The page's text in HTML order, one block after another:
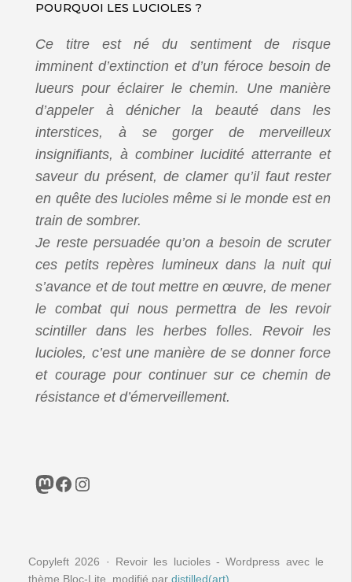
POURQUOI LES LUCIOLES ?
Ce titre est né du sentiment de risque
imminent d’extinction et d’un féroce besoin de
lueurs pour éclairer le chemin. Une manière
d’appeler à dénicher la beauté dans les
interstices, à se gorger de merveilleux
insignifiants, à combiner lucidité atterrante et
saveur du présent, de clamer qu’il faut rester
en quête des lucioles même si le monde est en
train de sombrer.
Je reste persuadée qu’on a besoin de scruter
ces petits repères lumineux dans la nuit qui
s’avance et de tout mettre en œuvre, de mener
le combat qui nous permettra de les revoir
scintiller dans les herbes folles. Revoir les
lucioles, c’est une manière de se donner force
et courage pour continuer sur ce chemin de
résistance et d’émerveillement.
Mastodon
Facebook
Instagram
Copyleft 2026 · Revoir les lucioles - Wordpress avec le
thème Bloc-Lite, modifié par distilled(art)